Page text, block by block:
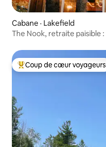
Cabane · Lakefield
The Nook, retraite paisible :
Coup de cœur voyageurs
Coup de cœur voyageurs